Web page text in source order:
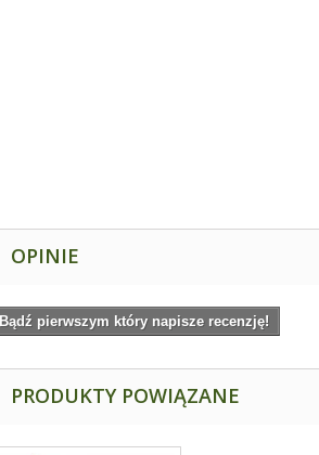
OPINIE
Bądź pierwszym który napisze recenzję!
PRODUKTY POWIĄZANE